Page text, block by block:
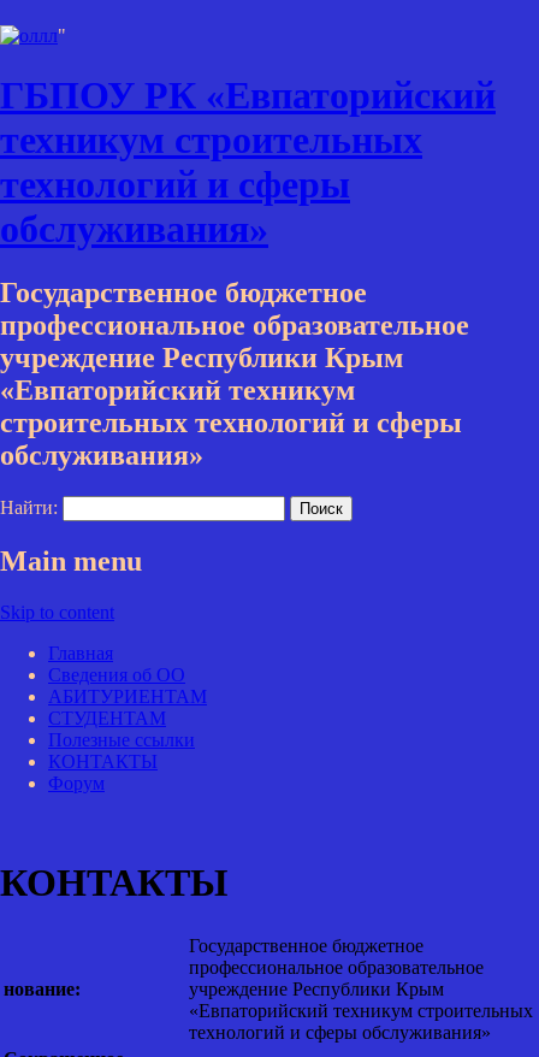
"
ГБПОУ РК «Евпаторийский
техникум строительных
технологий и сферы
обслуживания»
Государственное бюджетное
профессиональное образовательное
учреждение Республики Крым
«Евпаторийский техникум
строительных технологий и сферы
обслуживания»
Найти:
Main menu
Skip to content
Главная
Сведения об ОО
АБИТУРИЕНТАМ
СТУДЕНТАМ
Полезные ссылки
КОНТАКТЫ
Форум
КОНТАКТЫ
нование:
Государственное бюджетное
профессиональное образовательное
учреждение Республики Крым
«Евпаторийский техникум строительных
технологий и сферы обслуживания»